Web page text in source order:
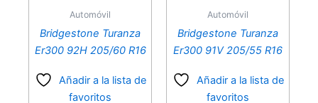
Automóvil
Bridgestone Turanza
Er300 92H 205/60 R16
Añadir a la lista de
favoritos
Automóvil
Bridgestone Turanza
Er300 91V 205/55 R16
Añadir a la lista de
favoritos